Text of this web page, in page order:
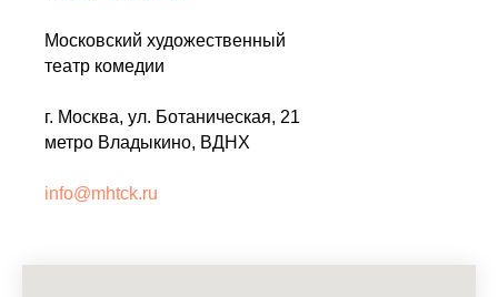
Московский художественный
театр комедии
г. Москва, ул. Ботаническая, 21
метро Владыкино, ВДНХ
info@mhtck.ru